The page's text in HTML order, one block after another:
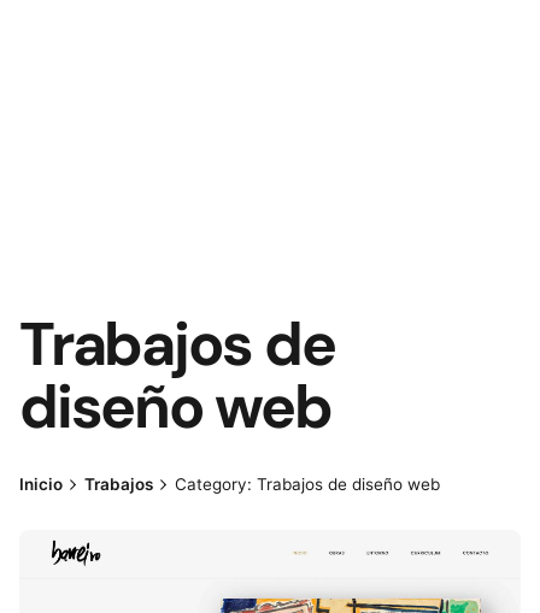
Trabajos de
diseño web
Inicio Trabajos Category: Trabajos de diseño web